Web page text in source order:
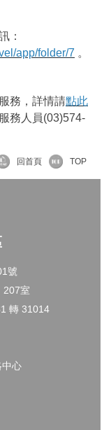
：
app/folder/7 。
務，詳情請點此
務人員(03)574-
回首頁 TOP
號
207室
轉 31014
中心